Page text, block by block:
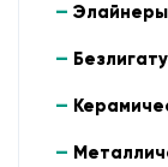
Элайнеры